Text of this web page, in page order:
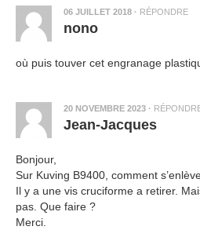
06 JUILLET 2018 · RÉPONDRE
nono
où puis touver cet engranage
20 NOVEMBRE 2023 ·
Jean-Jacques
Bonjour,
Sur Kuving B9400, comment
Il y a une vis cruciforme a retirer.
pas. Que faire ?
Merci.